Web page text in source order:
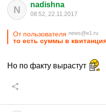
N nadishna
08:52, 22.11.2017
От пользователя news@e1.ru
то есть суммы в
Но по факту вырастут